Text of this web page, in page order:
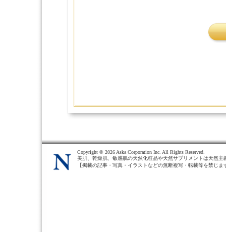
Copyright © 2026 Aska Corporation Inc. All Rights Reserved.
美肌、乾燥肌、敏感肌の天然化粧品や天然サプリメントは天然主
【掲載の記事・写真・イラストなどの無断複写・転載等を禁じま